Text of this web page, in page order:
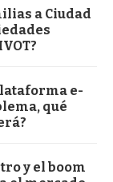
a Ciudad
e-
qué
y el boom